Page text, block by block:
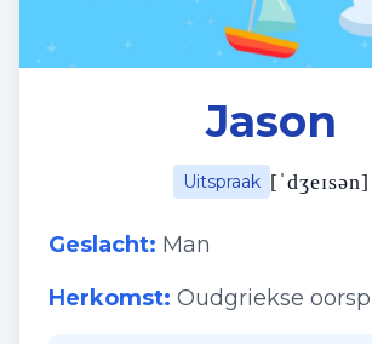
Jason
Uitspraak [ˈdʒeɪsən]
Geslacht: Man
Herkomst: Oudgriekse